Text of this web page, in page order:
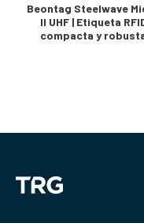
Beontag Steelwave
II UHF | Etiqueta
compacta y